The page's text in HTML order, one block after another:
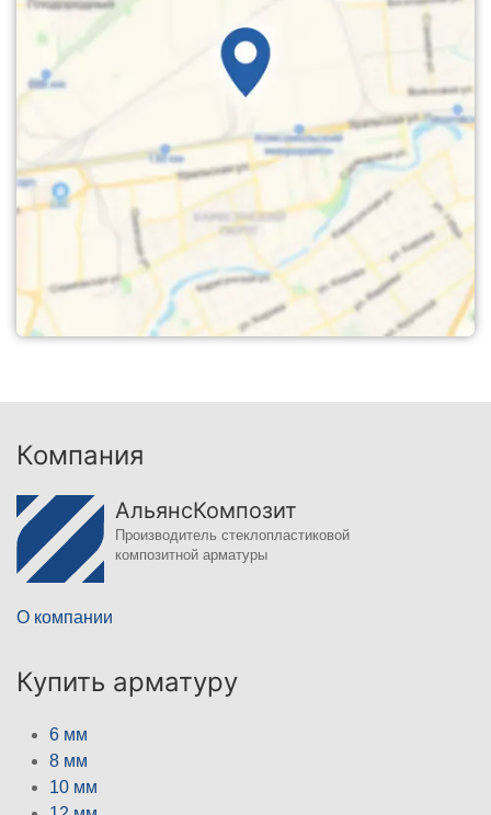
Компания
АльянсКомпозит
Производитель стеклопластиковой
композитной арматуры
О компании
Купить арматуру
6 мм
8 мм
10 мм